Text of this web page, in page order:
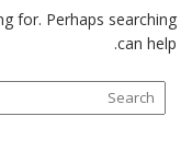
for. Perhaps searching
can help.